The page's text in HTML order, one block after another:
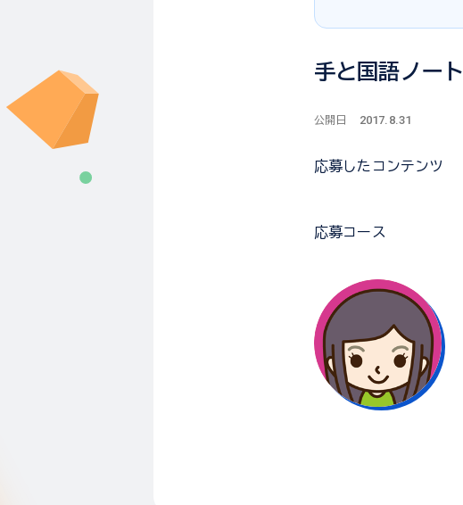
手と国語ノート
公開日 2017.8.31
応募した コンテンツ
応募コース